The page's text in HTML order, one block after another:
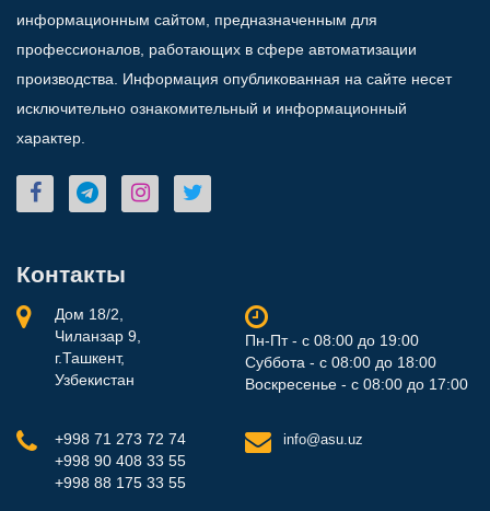
информационным сайтом, предназначенным для
профессионалов, работающих в сфере автоматизации
производства. Информация опубликованная на сайте несет
исключительно ознакомительный и информационный
характер.
Контакты
Дом 18/2,
Чиланзар 9,
г.Ташкент,
Узбекистан
Пн-Пт - с 08:00 до 19:00
Суббота - с 08:00 до 18:00
Воскресенье - с 08:00 до 17:00
+998 71 273 72 74
+998 90 408 33 55
+998 88 175 33 55
info@asu.uz